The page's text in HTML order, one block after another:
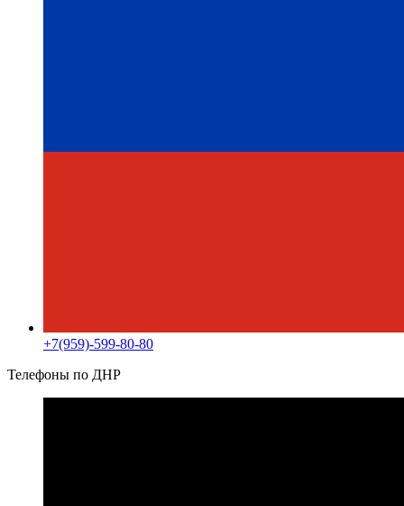
+7(959)-599-80-80
Телефоны по ДНР